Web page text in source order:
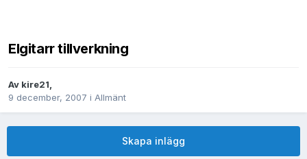
Elgitarr tillverkning
Av kire21,
9 december, 2007 i Allmänt
Skapa inlägg